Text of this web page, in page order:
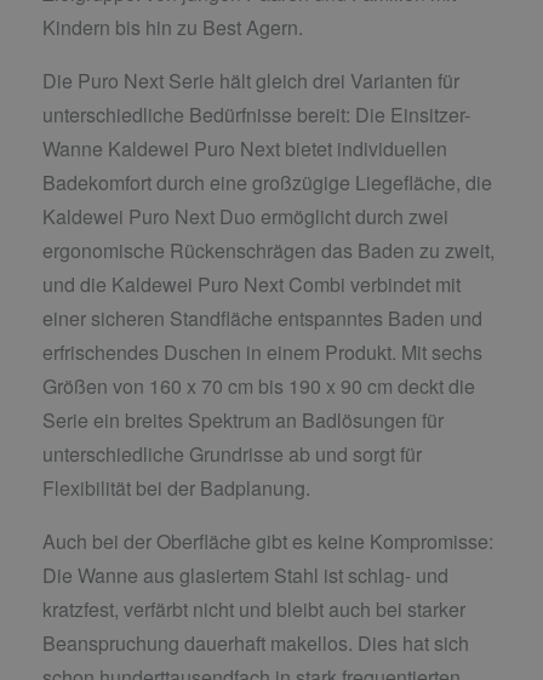
Kindern bis hin zu Best Agern.
Die Puro Next Serie hält gleich drei Varianten für
unterschiedliche Bedürfnisse bereit: Die Einsitzer-
Wanne Kaldewei Puro Next bietet individuellen
Badekomfort durch eine großzügige Liegefläche, die
Kaldewei Puro Next Duo ermöglicht durch zwei
ergonomische Rückenschrägen das Baden zu zweit,
und die Kaldewei Puro Next Combi verbindet mit
einer sicheren Standfläche entspanntes Baden und
erfrischendes Duschen in einem Produkt. Mit sechs
Größen von 160 x 70 cm bis 190 x 90 cm deckt die
Serie ein breites Spektrum an Badlösungen für
unterschiedliche Grundrisse ab und sorgt für
Flexibilität bei der Badplanung.
Auch bei der Oberfläche gibt es keine Kompromisse:
Die Wanne aus glasiertem Stahl ist schlag- und
kratzfest, verfärbt nicht und bleibt auch bei starker
Beanspruchung dauerhaft makellos. Dies hat sich